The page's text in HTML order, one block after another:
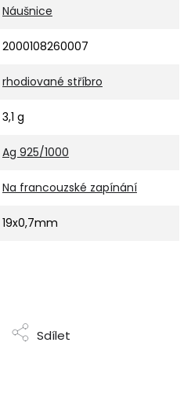
Náušnice
2000108260007
rhodiované stříbro
3,1 g
Ag 925/1000
Na francouzské zapínání
19x0,7mm
Sdílet